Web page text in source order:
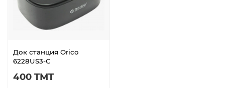
Док станция Orico
6228US3-C
400 TMT